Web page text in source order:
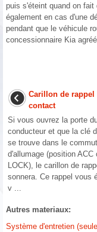
puis s'éteint quand on fait
également en cas d'une
pendant que le véhicule
concessionnaire Kia
Carillon de rappel
contact
Si vous ouvrez la porte
conducteur et que la clé
se trouve dans le
d'allumage (position ACC
LOCK), le carillon de
sonnera. Ce rappel vous
v ...
Autres materiaux:
Système d'entretien